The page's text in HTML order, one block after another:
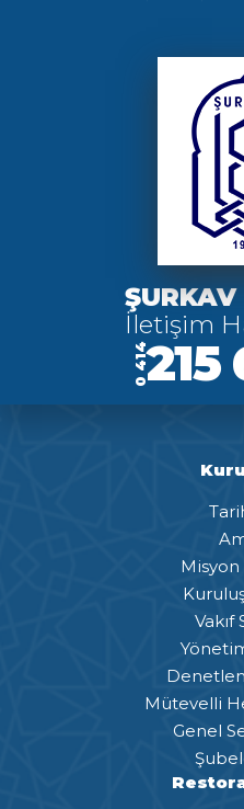
ŞURKAV
İletişim
0 414215
Misyon
Vakıf
Mütevelli
Genel